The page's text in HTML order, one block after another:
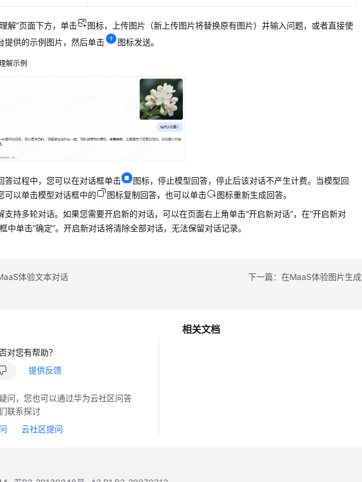
解”页面下方，单击
图标，上传图片（新上传图片将替换原有图片）并输入问题，或者直接使
提供的示例图片，然后单击
图标发送。
解示例
答过程中，您可以在对话框单击
图标，停止模型回答，停止后该对话不产生计费。当模型回
可以单击模型对话框中的
图标复制回答，也可以单击
图标重新生成回答。
支持多轮对话。如果您需要开启新的对话，可以在页面右上角单击“开启新对话”，在“开启新对
中单击“确定”。开启新对话将清除全部对话，无法保留对话记录。
体验文本对话 下一篇：在MaaS体验图片生成
相关文档
对您有帮助？
提供反馈
问，您也可以通过华为云社区问答
联系探讨
云社区提问